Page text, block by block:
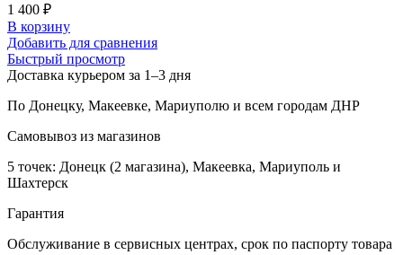
1 400 ₽
В корзину
Добавить для сравнения
Быстрый просмотр
Доставка курьером за 1–3 дня
По Донецку, Макеевке, Мариуполю и всем городам ДНР
Самовывоз из магазинов
5 точек: Донецк (2 магазина), Макеевка, Мариуполь и
Шахтерск
Гарантия
Обслуживание в сервисных центрах, срок по паспорту товара